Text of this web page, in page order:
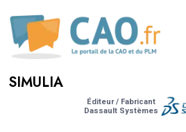
SIMULIA
Éditeur / Fabricant
Dassault Systèmes